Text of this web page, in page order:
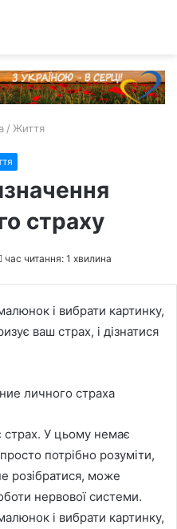
/ Життя
страху
час читання: 1 хвилина
і вибрати картинку,
ваш страх, і дізнатися
страх. У цьому немає
потрібно розуміти,
розібратися, може
нервової системи.
і вибрати картинку,